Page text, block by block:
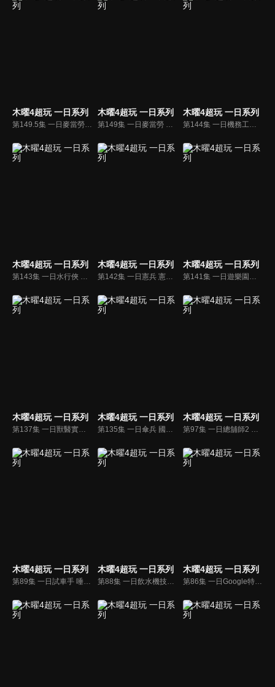
木曜4超玩 一日系列
第149.5集 一日麥當勞極速團隊 六大金剛合體撐起麥當勞得來速，挑戰麥當勞極速團隊！
木曜4超玩 一日系列
第149集 一日麥當勞 歡迎光臨麥當勞！前輩KID帶領菜鳥邰智源炸薯條做漢堡！
木曜4超玩 一日系列
第144集 一日機務工程師 邰智源帶KID跟坤達去維修飛機了啦！
木曜4超玩 一日系列
第143集 一日水行俠 海王子KID帶著邰哥、坤達背上裝備下潛 一探水中神秘世界！
木曜4超玩 一日系列
第142集 一日憲兵 憲兵是國家的驕傲，可以參與守護台灣是我們的驕傲！邰哥、KID、泱泱挑戰最高殿堂！
木曜4超玩 一日系列
第141集 一日遊樂園維修人員 又是高空作業？！邰哥帶著零經驗的KID往天上去！
木曜4超玩 一日系列 木曜4超玩 一日系列 木曜4超玩 一日系列
木曜4超玩 一日系列 木曜4超玩 一日系列
第88集 一日飲水機技術人員 飲水要思源！邰哥和KID帶你了解飲水機的重要！
木曜4超玩 一日系列
第86集 一日Google特派員 邰哥成為Google特派員，還帶著KID、泱泱、溫妮表演木曜主題曲！